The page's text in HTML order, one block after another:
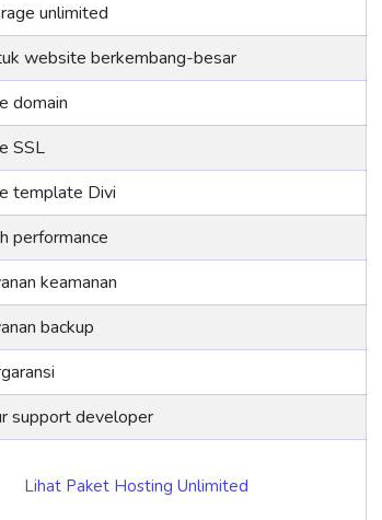
unlimited
website berkembang-besar
domain
SSL
template Divi
performance
keamanan
backup
support developer
Lihat Paket Hosting Unlimited